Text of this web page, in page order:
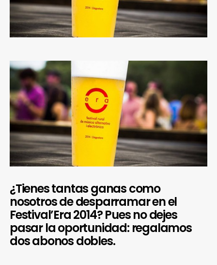
¿Tienes tantas ganas como
nosotros de desparramar en el
Festival’Era 2014? Pues no dejes
pasar la oportunidad: regalamos
dos abonos dobles.